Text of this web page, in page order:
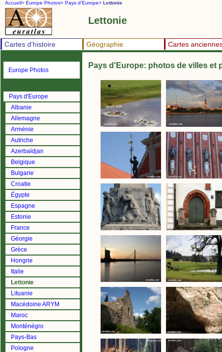
Accueil> Europe Photos> Pays d'Europe> Lettonie
Lettonie
Cartes d'histoire Géographie Cartes
Europe Photos
Pays d'Europe
Albanie
Allemagne
Arménie
Autriche
Azerbaïdjan
Belgique
Bulgarie
Croatie
Égypte
Espagne
Estonie
France
Géorgie
Grèce
Hongrie
Italie
Lettonie
Lituanie
Macédoine ARYM
Maroc
Monténégro
Pays-Bas
Pologne
Pays d'Europe: photos de villes et